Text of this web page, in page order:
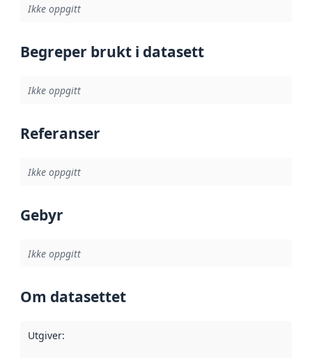
Ikke oppgitt
Begreper brukt i datasett
Ikke oppgitt
Referanser
Ikke oppgitt
Gebyr
Ikke oppgitt
Om datasettet
Utgiver: